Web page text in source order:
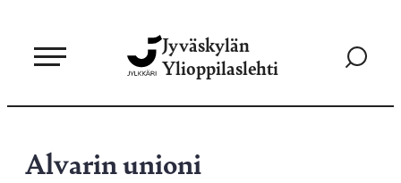
sisältöön
Jyväskylän
Ylioppilaslehti
Siirry
Alvarin unioni